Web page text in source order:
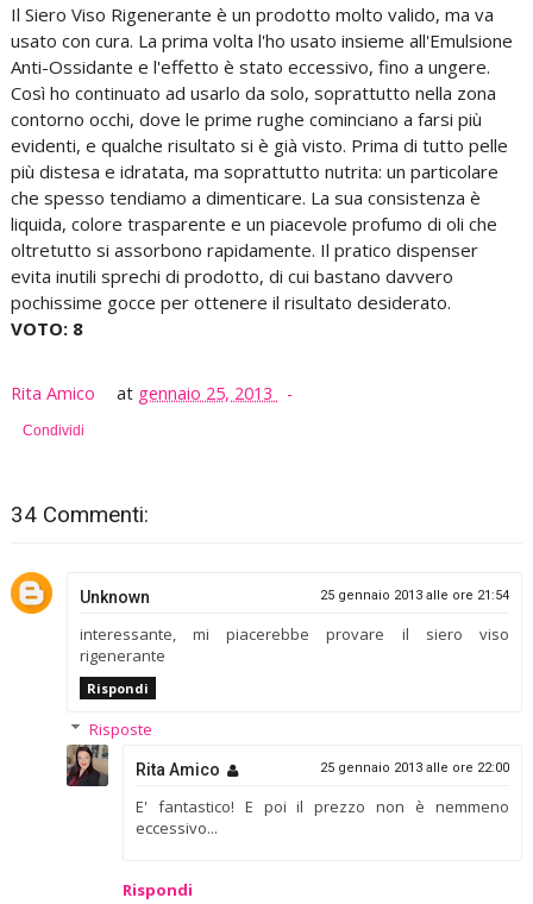
Il Siero Viso Rigenerante è un prodotto molto valido, ma va
usato con cura. La prima volta l'ho usato insieme all'Emulsione
Anti-Ossidante e l'effetto è stato eccessivo, fino a ungere.
Così ho continuato ad usarlo da solo, soprattutto nella zona
contorno occhi, dove le prime rughe cominciano a farsi più
evidenti, e qualche risultato si è già visto. Prima di tutto pelle
più distesa e idratata, ma soprattutto nutrita: un particolare
che spesso tendiamo a dimenticare. La sua consistenza è
liquida, colore trasparente e un piacevole profumo di oli che
oltretutto si assorbono rapidamente. Il pratico dispenser
evita inutili sprechi di prodotto, di cui bastano davvero
pochissime gocce per ottenere il risultato desiderato.
VOTO: 8
Rita Amico at gennaio 25, 2013
Condividi
34 Commenti:
Unknown 25 gennaio 2013 alle ore 21:54
interessante, mi piacerebbe provare il siero viso
rigenerante
Rispondi
Risposte
Rita Amico 25 gennaio 2013 alle ore 22:00
E' fantastico! E poi il prezzo non è nemmeno
eccessivo...
Rispondi